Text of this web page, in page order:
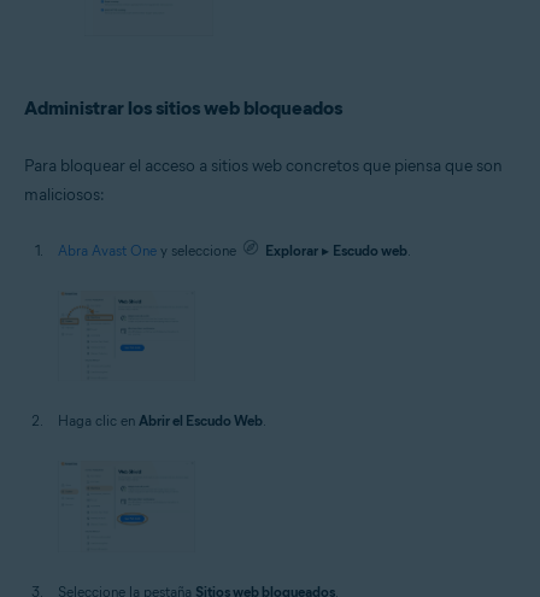
Administrar los sitios web bloqueados
Para bloquear el acceso a sitios web concretos que piensa que son
maliciosos:
Abra Avast One y seleccione Explorar ▸ Escudo web
Haga clic en Abrir el Escudo Web.
Seleccione la pestaña Sitios web bloqueados